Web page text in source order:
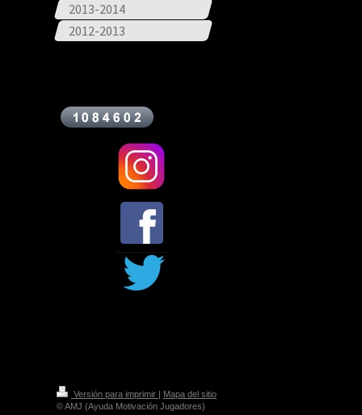
2013-2014
2012-2013
Versión para imprimir | Mapa del sitio
© AMJ (Ayuda Motivación Jugadores)